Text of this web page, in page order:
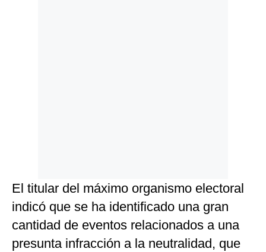
El titular del máximo organismo electoral
indicó que se ha identificado una gran
cantidad de eventos relacionados a una
presunta infracción a la neutralidad, que